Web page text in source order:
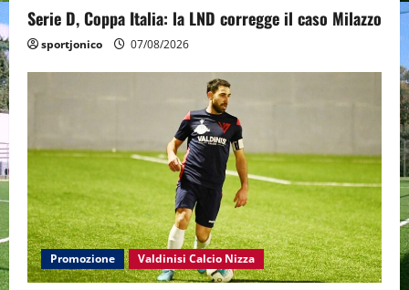
Serie D, Coppa Italia: la LND corregge il caso Milazzo
sportjonico 07/08/2026
Promozione Valdinisi Calcio Nizza